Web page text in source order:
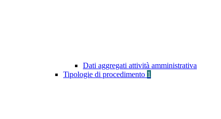
Dati aggregati attività amministrativa
Tipologie di procedimento 1